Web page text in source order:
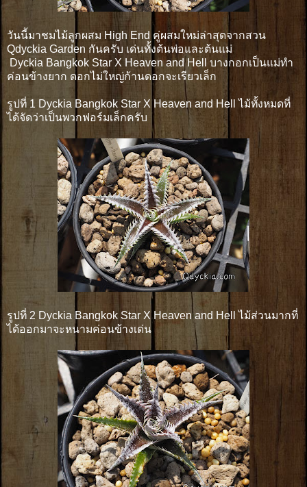
วันนี้มาชมไม้ลูกผสม High End คู่ผสมใหม่ล่าสุดจากสวน
Qdyckia Garden กันครับ เด่นทั้งต้นพ่อและต้นแม่
Dyckia Bangkok Star X Heaven and Hell บางกอกเป็นแม่ทำ
ค่อนข้างยาก ดอกไม่ใหญ่ก้านดอกจะเรียวเล็ก
รูปที่ 1 Dyckia Bangkok Star X Heaven and Hell ไม้ทั้งหมดที่
ได้จัดว่าเป็นพวกฟอร์มเล็กครับ
รูปที่ 2 Dyckia Bangkok Star X Heaven and Hell ไม้ส่วนมากที่
ได้ออกมาจะหนามค่อนข้างเด่น